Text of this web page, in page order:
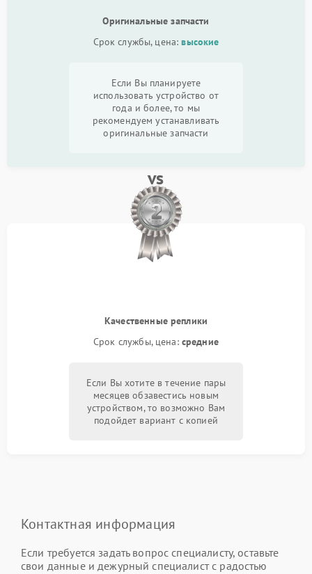
Оригинальные запчасти
Срок службы, цена:высокие
Если Вы планируете
использовать устройство от
года и более, то мы
рекомендуем устанавливать
оригинальные запчасти
vs
Качественные реплики
Срок службы, цена: средние
Если Вы хотите в течение пары
месяцев обзавестись новым
устройством, то возможно Вам
подойдет вариант с копией
Контактная информация
Если требуется задать вопрос специалисту, оставьте
свои данные и дежурный специалист с радостью